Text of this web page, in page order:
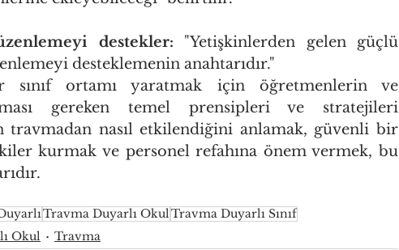
destekler: "Yetişkinlerden gelen güçlü
desteklemenin anahtarıdır."
ortamı yaratmak için öğretmenlerin ve
gereken temel prensipleri ve stratejileri
travmadan nasıl etkilendiğini anlamak, güvenli bir
kurmak ve personel refahına önem vermek, bu
Travma Duyarlı OkulTravma Duyarlı Sınıf
Okul Travma